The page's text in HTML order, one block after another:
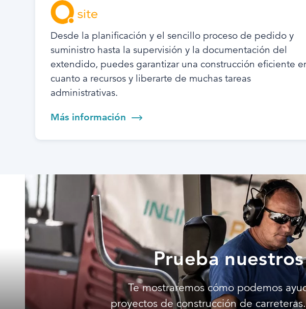
Desde la planificación y el sencillo proceso de pedido y
suministro hasta la supervisión y la documentación del
extendido, puedes garantizar una construcción eficiente
cuanto a recursos y liberarte de muchas tareas
administrativas.
Más información
Prueba
Te mostraremos cómo podemos
proyectos de construcción de